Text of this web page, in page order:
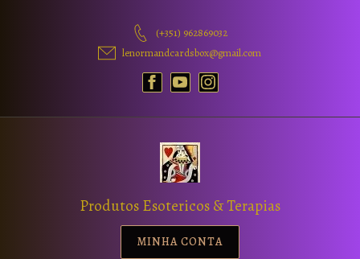
(+351) 962869032
lenormandcardsbox@gmail.com
Produtos Esotericos & Terapias
MINHA CONTA